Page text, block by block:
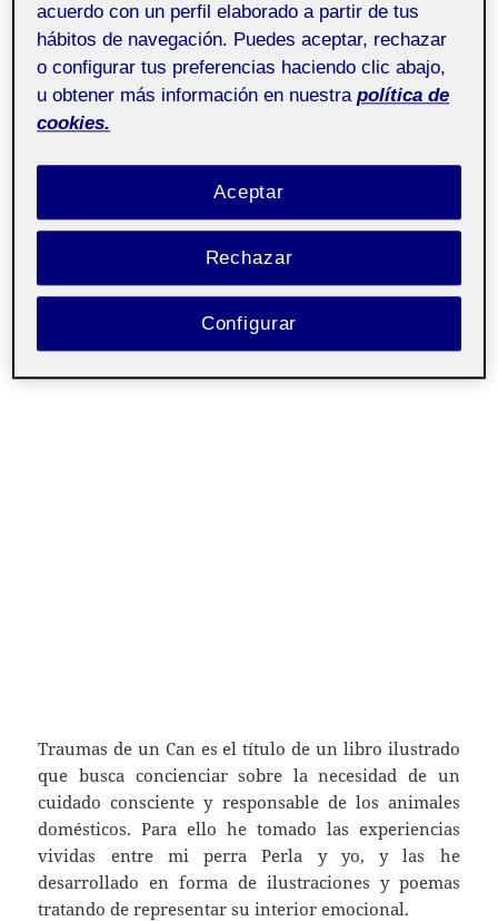
Traumas de un Can es el título de un libro ilustrado
que busca concienciar sobre la necesidad de un
cuidado consciente y responsable de los animales
domésticos. Para ello he tomado las experiencias
vividas entre mi perra Perla y yo, y las he
desarrollado en forma de ilustraciones y poemas
tratando de representar su interior emocional.
acuerdo con un perfil elaborado a partir de tus
hábitos de navegación. Puedes aceptar, rechazar
o configurar tus preferencias haciendo clic abajo,
u obtener más información en nuestra política de
cookies.
Rechazar
Aceptar
Configurar